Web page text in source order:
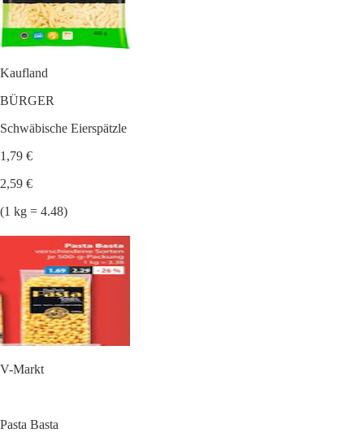
Kaufland
BÜRGER
Schwäbische Eierspätzle
1,79 €
2,59 €
(1 kg = 4.48)
V-Markt
Pasta Basta